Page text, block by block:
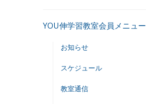
YOU伸学習教室会員メニュー
お知らせ
スケジュール
教室通信